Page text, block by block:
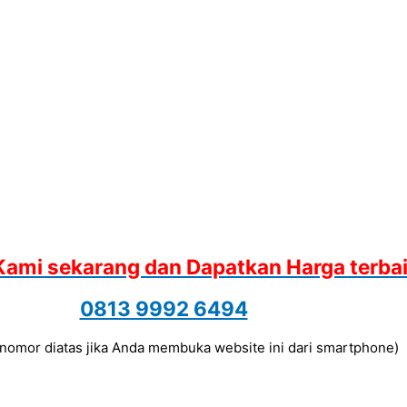
sekarang dan Dapatkan Harga
0813 9992 6494
diatas jika Anda membuka website ini dari smartphone)